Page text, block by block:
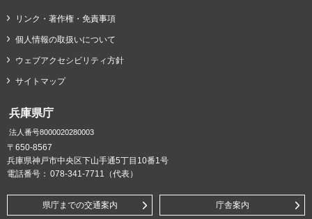
リンク・著作権・免責事項
個人情報の取扱いについて
ウェブアクセシビリティ方針
サイトマップ
兵庫県庁
法人番号8000020280003
〒650-8567
兵庫県神戸市中央区下山手通5丁目10番1号
電話番号： 078-341-7711（代表）
県庁までの交通案内 庁舎案内